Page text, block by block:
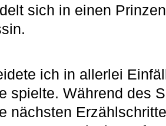
sich in einen
ich in allerlei
spielte. Während des
nächsten